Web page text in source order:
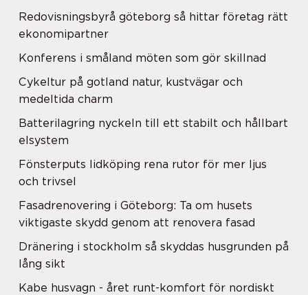
Redovisningsbyrå göteborg så hittar företag rätt
ekonomipartner
Konferens i småland möten som gör skillnad
Cykeltur på gotland natur, kustvägar och
medeltida charm
Batterilagring nyckeln till ett stabilt och hållbart
elsystem
Fönsterputs lidköping rena rutor för mer ljus
och trivsel
Fasadrenovering i Göteborg: Ta om husets
viktigaste skydd genom att renovera fasad
Dränering i stockholm så skyddas husgrunden på
lång sikt
Kabe husvagn - året runt-komfort för nordiskt